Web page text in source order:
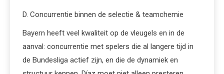
D. Concurrentie binnen de selectie & teamchemie
Bayern heeft veel kwaliteit op de vleugels en in de
aanval: concurrentie met spelers die al langere tijd in
de Bundesliga actief zijn, en die de dynamiek en